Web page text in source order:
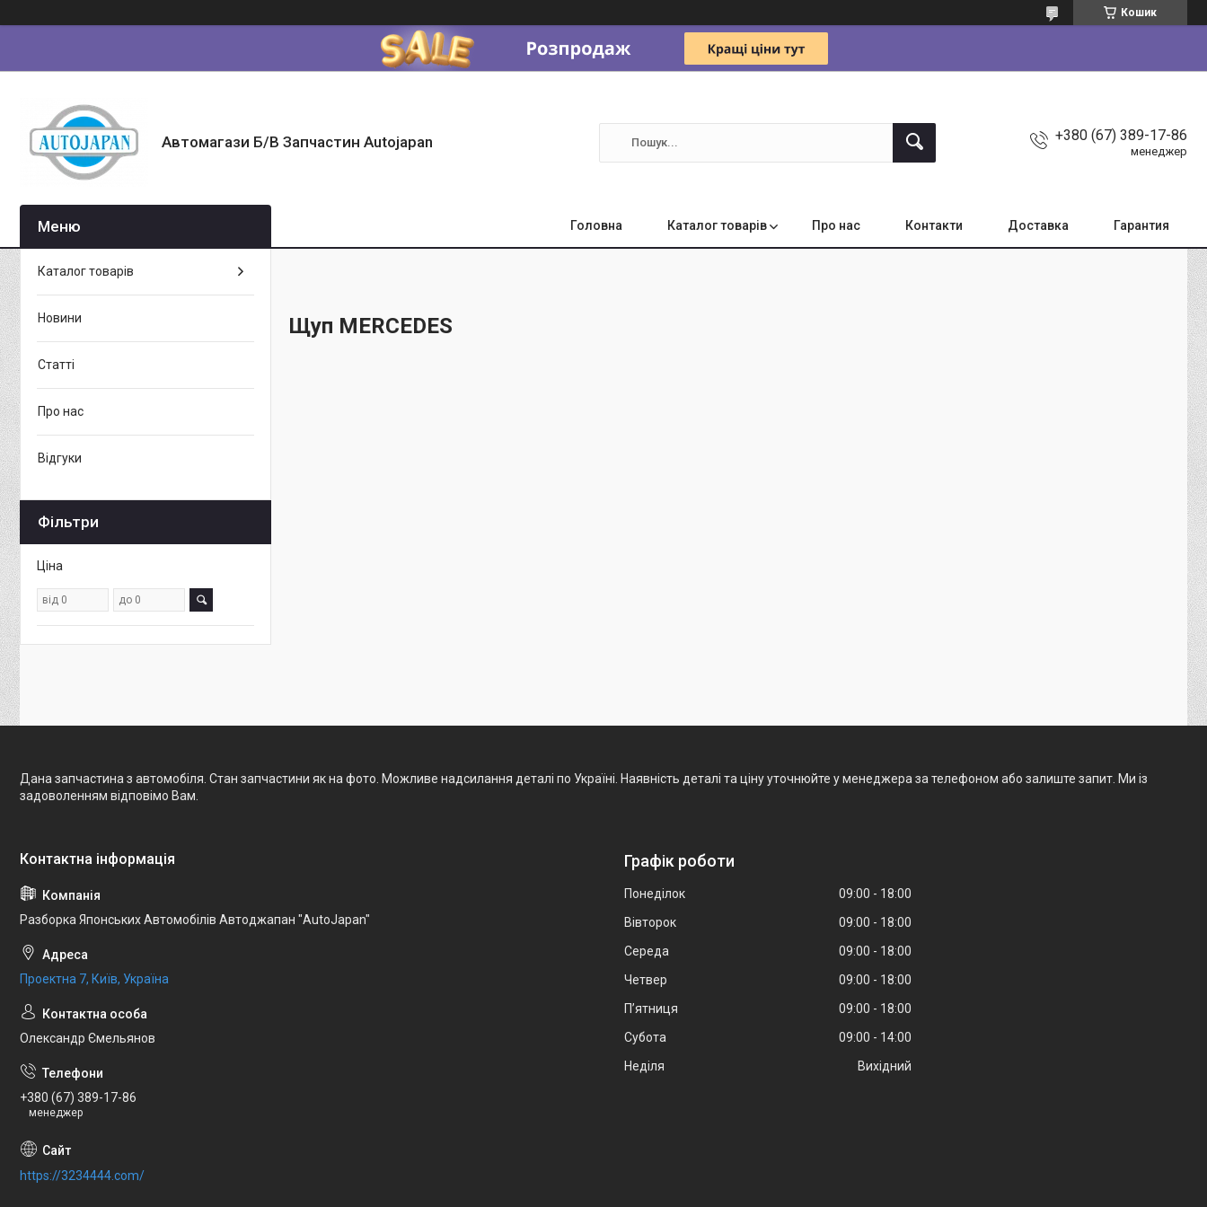
Кошик
Автомагази Б/В Запчастин Autojapan +380 (67) 389-17-86
менеджер
Головна Каталог товарів Про нас Контакти Доставка Гарантия
Щуп MERCEDES
Каталог товарів
Новини
Статті
Про нас
Відгуки
Фільтри
Ціна
Дана запчастина з автомобіля. Стан запчастини як на фото. Можливе надсилання деталі по Україні. Наявність деталі та ціну уточнюйте у менеджера за телефоном або залиште запит. Ми із
задоволенням відповімо Вам.
Разборка Японських Автомобілів Автоджапан "AutoJapan"
Проектна 7, Київ, Україна
Олександр Ємельянов
+380 (67) 389-17-86
менеджер
https://3234444.com/
Графік роботи
Понеділок 09:00
18:00
Вівторок
09:00
18:00
Середа
09:00
18:00
Четвер
09:00
18:00
Пʼятниця
09:00
18:00
Субота
09:00
14:00
Неділя
Вихідний